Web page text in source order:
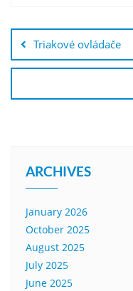
navigation
Triakové ovládače
ARCHIVES
January 2026
October 2025
August 2025
July 2025
June 2025